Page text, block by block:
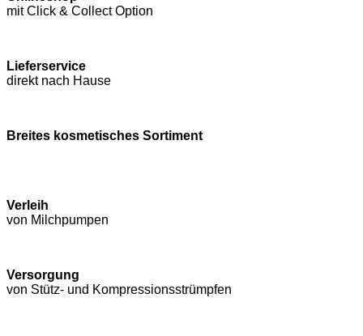
mit Click & Collect Option
Lieferservice
direkt nach Hause
Breites kosmetisches Sortiment
Verleih
von Milchpumpen
Versorgung
von Stütz- und Kompressions­strümpfen